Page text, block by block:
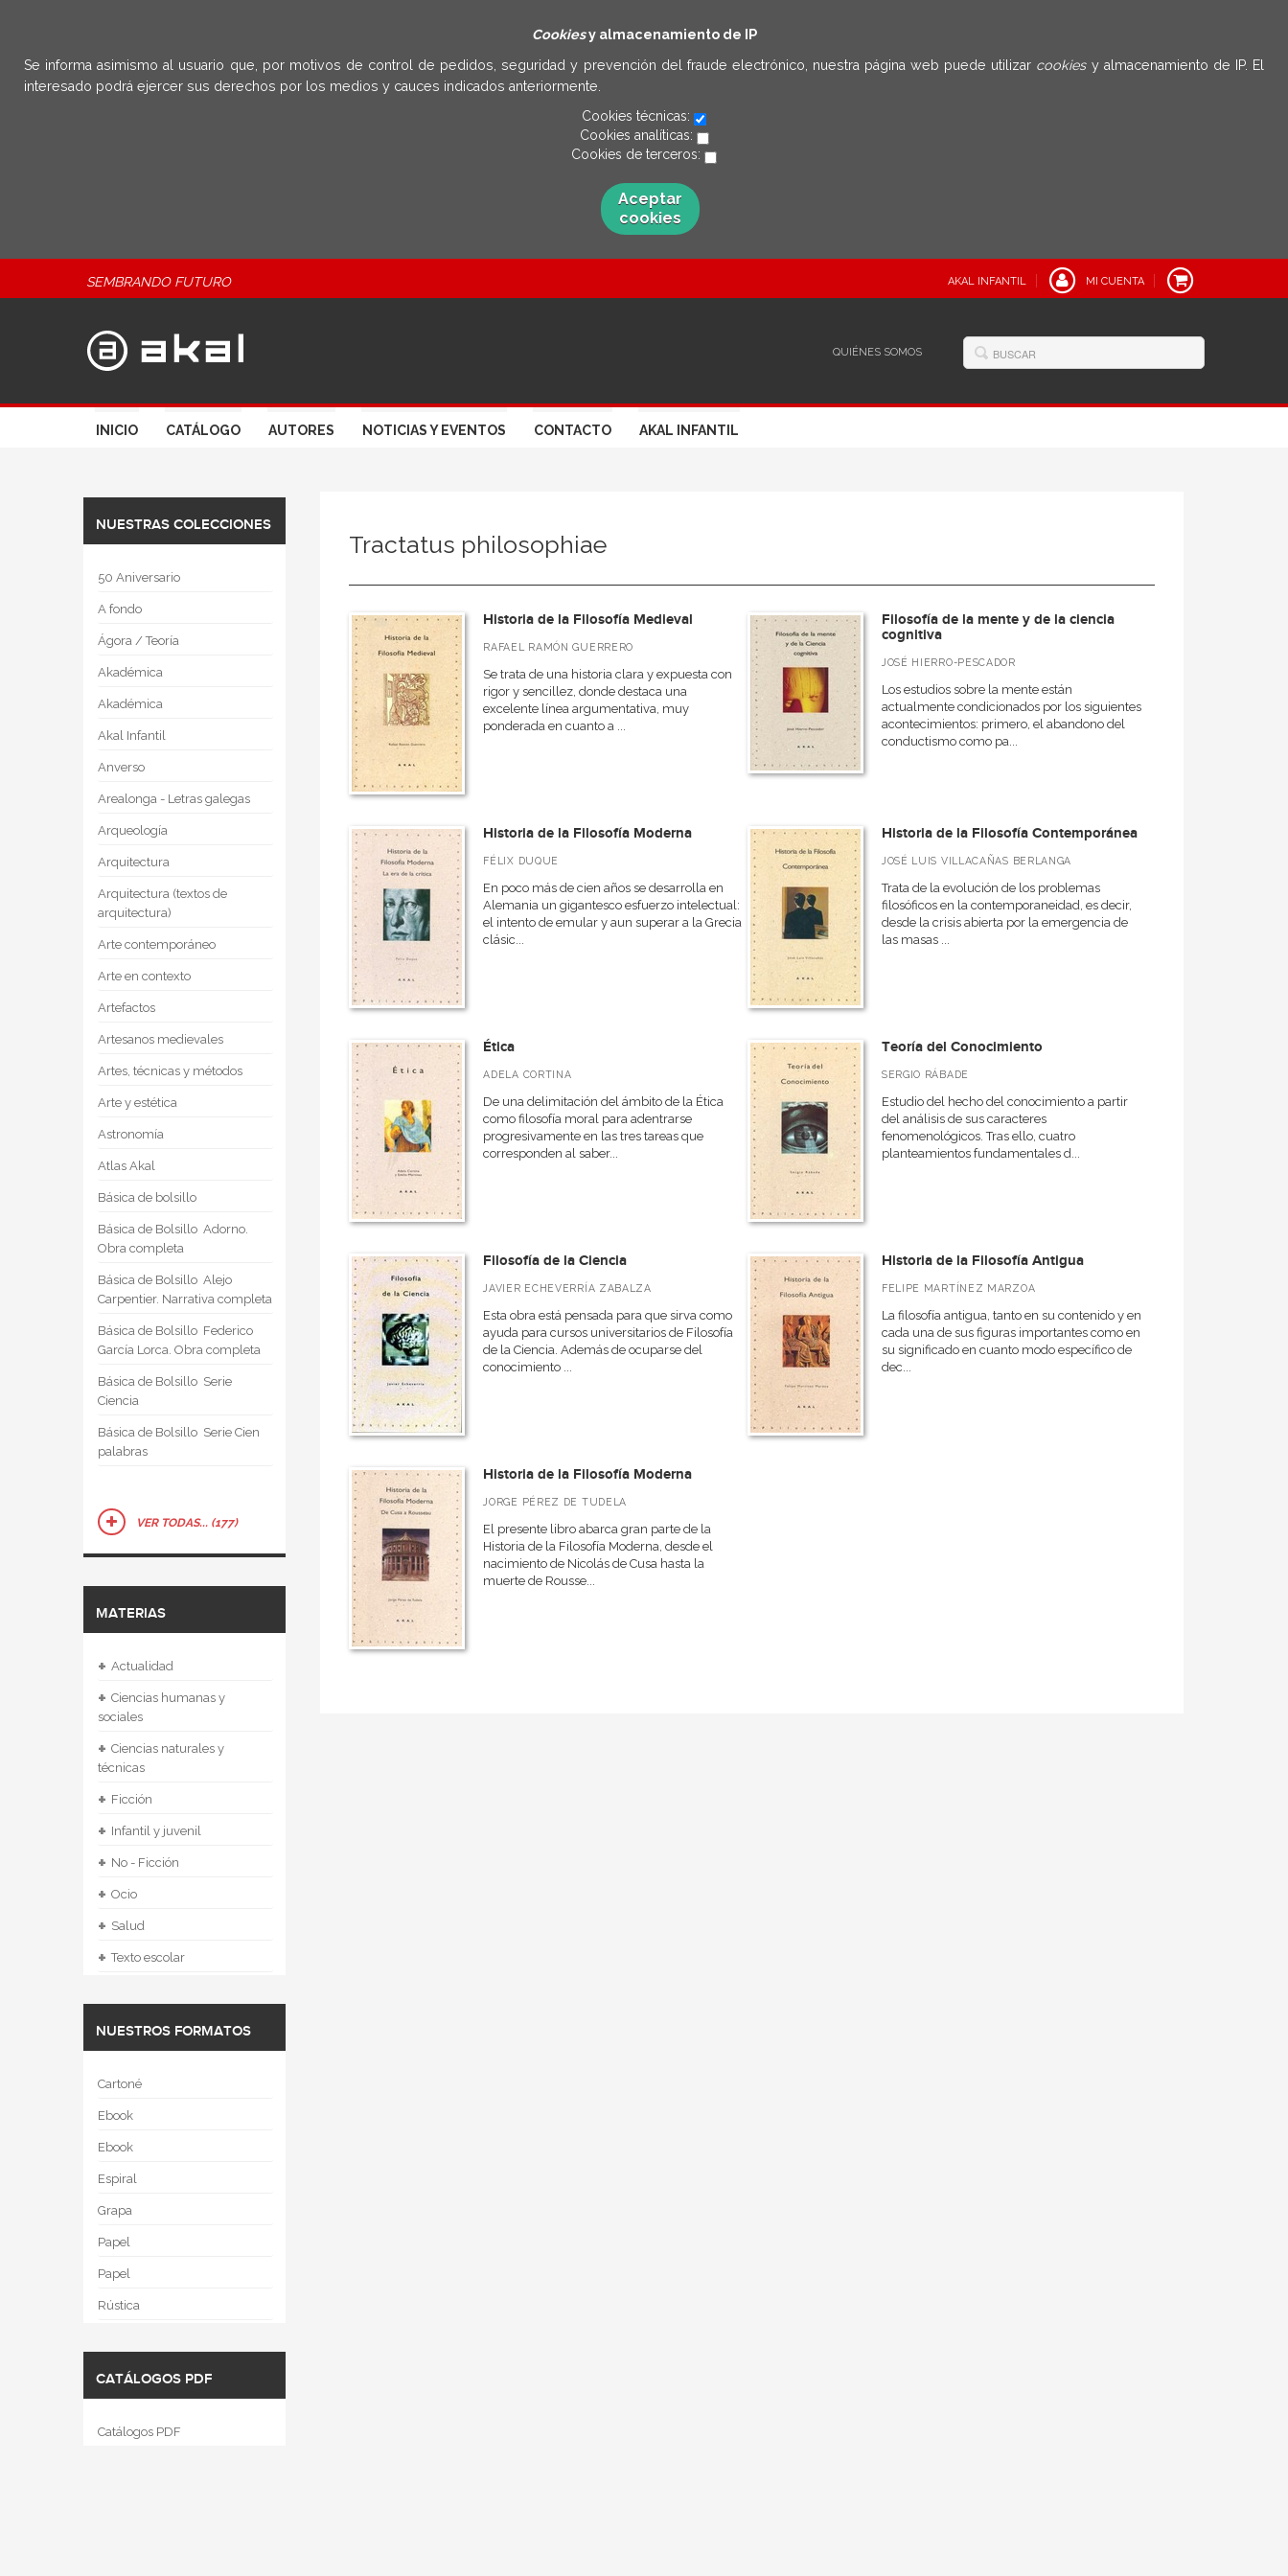
Cookiesy almacenamiento de IP
Se informa asimismo al usuario que, por motivos de control de pedidos, seguridad y prevención del fraude electrónico, nuestra página web puede utilizar cookies y almacenamiento de IP. El
interesado podrá ejercer sus derechos por los medios y cauces indicados anteriormente.
Cookies técnicas:
Cookies analíticas:
Cookies de terceros:
Aceptar
cookies
SEMBRANDO FUTURO AKAL INFANTIL MI CUENTA
QUIÉNES SOMOS
INICIO CATÁLOGO AUTORES NOTICIAS Y EVENTOS CONTACTO AKAL INFANTIL
NUESTRAS COLECCIONES
50 Aniversario
A fondo
Ágora / Teoría
Akadémica
Akadémica
Akal Infantil
Anverso
Arealonga - Letras galegas
Arqueología
Arquitectura
Arquitectura (textos de
arquitectura)
Arte contemporáneo
Arte en contexto
Artefactos
Artesanos medievales
Artes, técnicas y métodos
Arte y estética
Astronomía
Atlas Akal
Básica de bolsillo
Básica de Bolsillo  Adorno.
Obra completa
Básica de Bolsillo  Alejo
Carpentier. Narrativa completa
Básica de Bolsillo  Federico
García Lorca. Obra completa
Básica de Bolsillo  Serie
Ciencia
Básica de Bolsillo  Serie Cien
palabras
VER TODAS... (177)
MATERIAS
+ Actualidad
+ Ciencias humanas y
sociales
+ Ciencias naturales y
técnicas
+ Ficción
+ Infantil y juvenil
+ No - Ficción
+ Ocio
+ Salud
+ Texto escolar
NUESTROS FORMATOS
Cartoné
Ebook
Ebook
Espiral
Grapa
Papel
Papel
Rústica
CATÁLOGOS PDF
Catálogos PDF
Tractatus philosophiae
Historia de la Filosofía Medieval
RAFAEL RAMÓN GUERRERO
Se trata de una historia clara y expuesta con
rigor y sencillez, donde destaca una
excelente línea argumentativa, muy
ponderada en cuanto a ...
Filosofía de la mente y de la ciencia
cognitiva
JOSÉ HIERRO-PESCADOR
Los estudios sobre la mente están
actualmente condicionados por los siguientes
acontecimientos: primero, el abandono del
conductismo como pa...
Historia de la Filosofía Moderna
FÉLIX DUQUE
En poco más de cien años se desarrolla en
Alemania un gigantesco esfuerzo intelectual:
el intento de emular y aun superar a la Grecia
clásic...
Historia de la Filosofía Contemporánea
JOSÉ LUIS VILLACAÑAS BERLANGA
Trata de la evolución de los problemas
filosóficos en la contemporaneidad, es decir,
desde la crisis abierta por la emergencia de
las masas ...
Ética
ADELA CORTINA
De una delimitación del ámbito de la Ética
como filosofía moral para adentrarse
progresivamente en las tres tareas que
corresponden al saber...
Teoría del Conocimiento
SERGIO RÁBADE
Estudio del hecho del conocimiento a partir
del análisis de sus caracteres
fenomenológicos. Tras ello, cuatro
planteamientos fundamentales d...
Filosofía de la Ciencia
JAVIER ECHEVERRÍA ZABALZA
Esta obra está pensada para que sirva como
ayuda para cursos universitarios de Filosofía
de la Ciencia. Además de ocuparse del
conocimiento ...
Historia de la Filosofía Antigua
FELIPE MARTÍNEZ MARZOA
La filosofía antigua, tanto en su contenido y en
cada una de sus figuras importantes como en
su significado en cuanto modo específico de
dec...
Historia de la Filosofía Moderna
JORGE PÉREZ DE TUDELA
El presente libro abarca gran parte de la
Historia de la Filosofía Moderna, desde el
nacimiento de Nicolás de Cusa hasta la
muerte de Rousse...